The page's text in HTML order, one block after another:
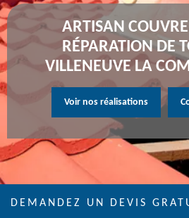
ARTISAN
RÉPARATION DE
VILLENEUVE LA
Voir nos réalisations
DEMANDEZ UN DEVIS